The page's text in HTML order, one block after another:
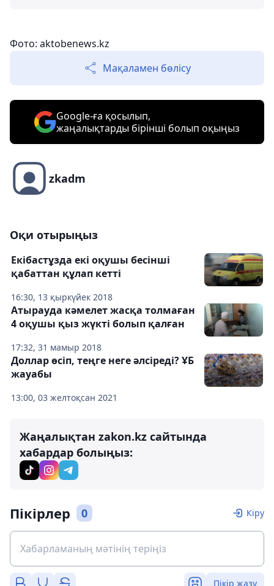
Фото: aktobenews.kz
Мақаламен бөлісу
Google-ға қосылып,
жаңалықтарды бірінші болып оқыңыз
zkadm
Оқи отырыңыз
16:30, 13 қыркүйек 2018
Екібастұзда екі оқушы бесінші
қабаттан құлап кетті
17:32, 31 мамыр 2018
Атырауда кәмелет жасқа толмаған
4 оқушы қыз жүкті болып қалған
13:00, 03 желтоқсан 2021
Доллар өсіп, теңге неге әлсіреді? ҰБ
жауабы
Жаңалықтан zakon.kz сайтында
хабардар болыңыз:
Пікірлер 0 Кіру
Пікір жазу